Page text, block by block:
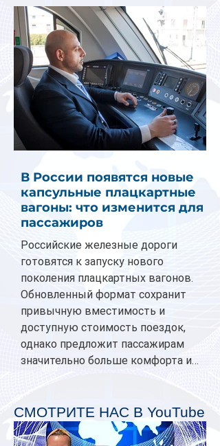
В России появятся новые
капсульные плацкартные
вагоны: что изменится для
пассажиров
Российские железные дороги
готовятся к запуску нового
поколения плацкартных вагонов.
Обновленный формат сохранит
привычную вместимость и
доступную стоимость поездок,
однако предложит пассажирам
значительно больше комфорта и
планируется начать в 2027 году.
Одним из главных нововведений
станут индивидуальные шторки у
СМОТРИТЕ НАС В YouTube